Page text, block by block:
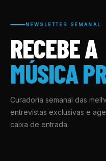
NEWSLETTER SEMANAL
RECEBE A
MÚSICA
Curadoria semanal das
entrevistas exclusivas e
caixa de entrada.